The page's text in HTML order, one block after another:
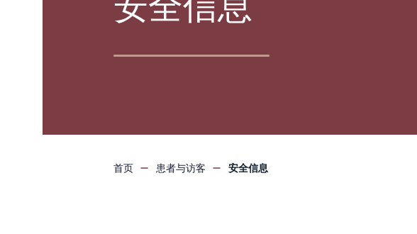
首页 患者与访客 安全信息